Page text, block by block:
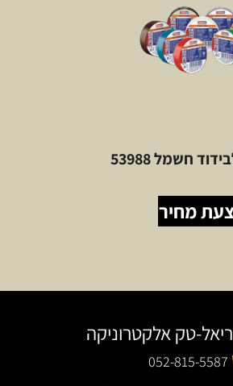
חשמל 53988
מחיר
טק אלקטרוניקה
052-815-5587